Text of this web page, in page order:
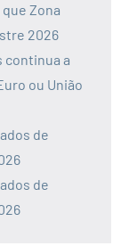
Zona
2026
continua a
ou União
de
de